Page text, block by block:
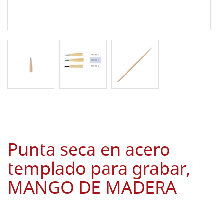
Punta seca en acero
templado para grabar,
MANGO DE MADERA